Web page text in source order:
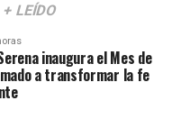
+ LEÍDO
inaugura el Mes de
a transformar la fe